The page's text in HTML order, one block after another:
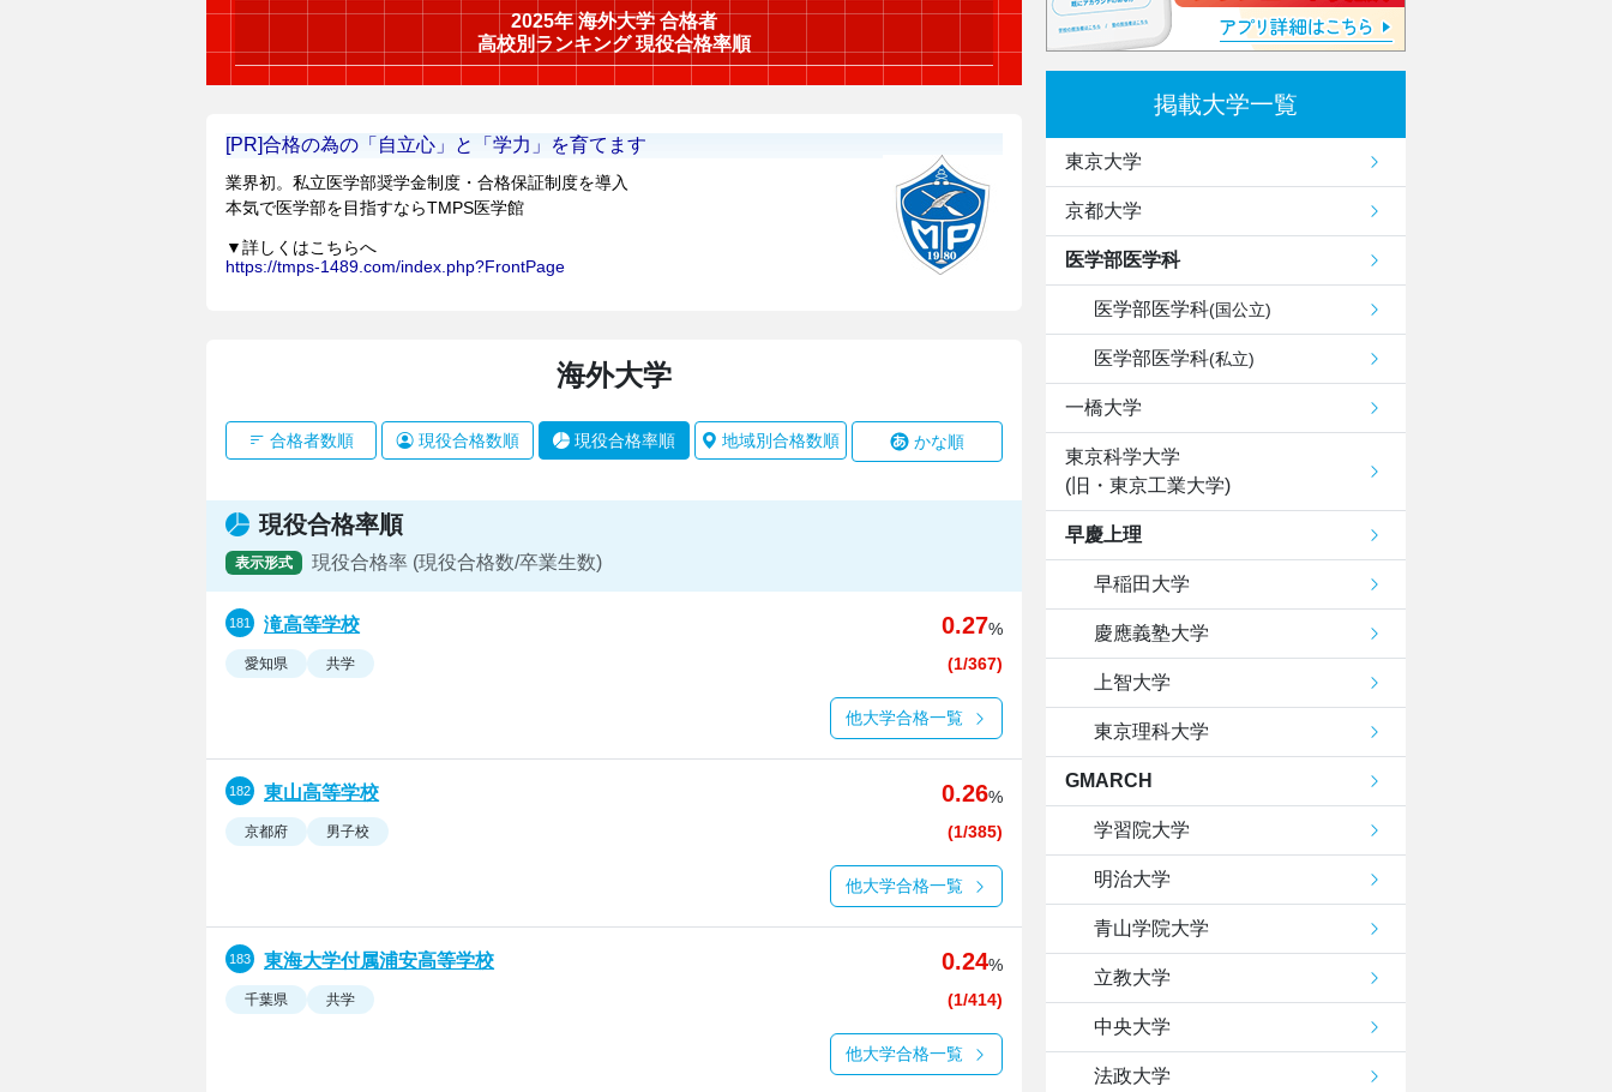
2025年 海外大学 合格者
高校別ランキング 現役合格率順
海外大学
合格者数順 現役合格数順 現役合格率順 地域別合格数順 かな順
現役合格率順
表示形式 現役合格率 (現役合格数/卒業生数)
滝高等学校 0.27%
愛知県 共学 (1/367)
他大学合格一覧
東山高等学校 0.26%
京都府 男子校 (1/385)
他大学合格一覧
東海大学付属浦安高等学校 0.24%
千葉県 共学 (1/414)
他大学合格一覧
掲載大学一覧
東京大学
京都大学
医学部医学科
医学部医学科(国公立)
医学部医学科(私立)
一橋大学
東京科学大学
(旧・東京工業大学)
早慶上理
早稲田大学
慶應義塾大学
上智大学
東京理科大学
GMARCH
学習院大学
明治大学
青山学院大学
立教大学
中央大学
法政大学